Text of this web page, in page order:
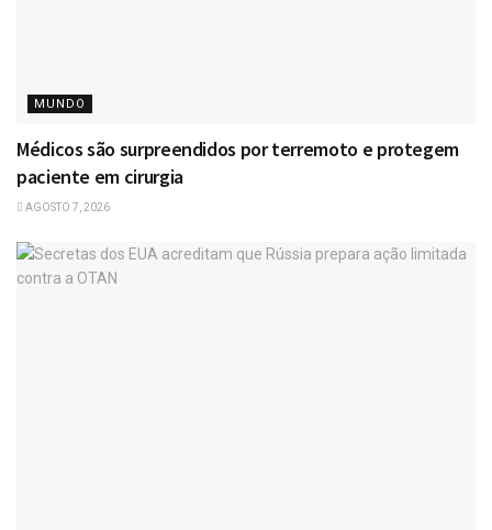
MUNDO
Médicos são surpreendidos por terremoto e protegem
paciente em cirurgia
AGOSTO 7, 2026